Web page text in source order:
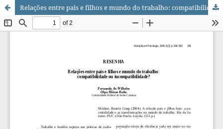
Relações entre pais e filhos e mundo do trabalho: compatibilidade ou incompatibilidade?